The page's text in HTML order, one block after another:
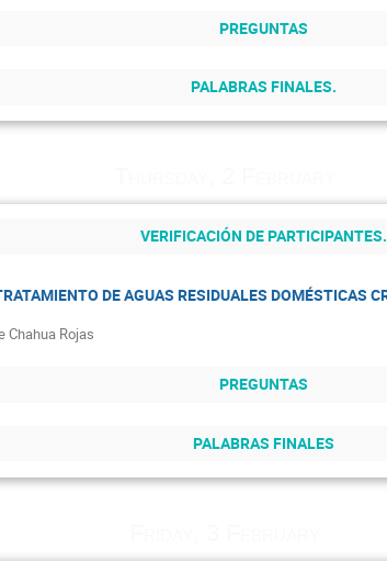
PREGUNTAS
PALABRAS FINALES.
VERIFICACIÓN DE PARTICIPANTES.
DE AGUAS RESIDUALES DOMÉSTICAS
Chahua Rojas
PREGUNTAS
PALABRAS FINALES